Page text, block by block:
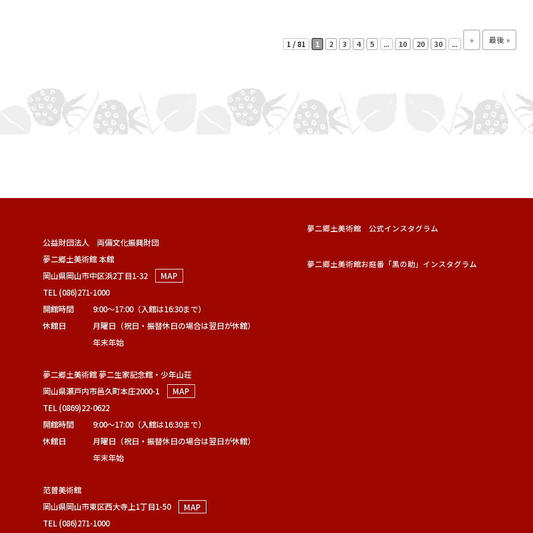
1 / 81 1 2 3 4 5 ... 10 20 30 ... » 最後 »
公益財団法人 両備文化振興財団
夢二郷土美術館 本館
岡山県岡山市中区浜2丁目1-32
MAP
TEL (086)271-1000
開館時間
9:00～17:00（入館は16:30まで）
休館日
月曜日（祝日・振替休日の場合は翌日が休館）
年末年始
夢二郷土美術館 夢二生家記念館・少年山荘
岡山県瀬戸内市邑久町本庄2000-1
MAP
TEL (0869)22-0622
開館時間
9:00～17:00（入館は16:30まで）
休館日
月曜日（祝日・振替休日の場合は翌日が休館）
年末年始
范曽美術館
岡山県岡山市東区西大寺上1丁目1-50
MAP
TEL (086)271-1000
夢二郷土美術館 公式インスタグラム
夢二郷土美術館お庭番「黑の助」インスタグラム